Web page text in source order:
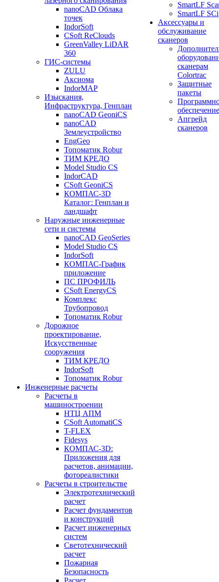
nanoCAD Облака
точек
IndorSoft
CSoft ReClouds
GreenValley LiDAR
360
ГИС-системы
ZULU
Аксиома
IndorMAP
Изыскания,
Инфраструктура, Генплан
nanoCAD GeoniCS
nanoCAD
Землеустройство
EngGeo
Топоматик Robur
ТИМ КРЕДО
Model Studio CS
IndorCAD
CSoft GeoniCS
КОМПАС-3D
Каталог: Генплан и
ландшафт
Наружные инженерные
сети и системы
nanoCAD GeoSeries
Model Studio CS
IndorSoft
КОМПАС-График
приложение
ПС ПРОФИЛЬ
CSoft EnergyCS
Комплекс
Трубопровод
Топоматик Robur
Дорожное
проектирование,
Искусственные
сооружения
ТИМ КРЕДО
IndorSoft
Топоматик Robur
Инженерные расчеты
Расчеты в
машиностроении
НТЦ АПМ
CSoft AutomatiCS
T-FLEX
Fidesys
КОМПАС-3D:
Приложения для
расчетов, анимации,
фотореалистики
Расчеты в строительстве
Электротехнический
расчет
Расчет фундаментов
и конструкций
Расчет инженерных
систем
Светотехнический
расчет
Пожарная
Безопасность
Расчет
SmartLF
SmartLF SCi
Аксессуары и
обслуживание
сканеров
сканерам
Colortrac
Защитные
пакеты
обеспечение
Апгрейд
сканеров